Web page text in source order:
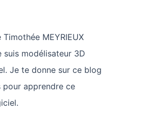
Timothée MEYRIEUX
suis modélisateur 3D
Je te donne sur ce blog
pour apprendre ce